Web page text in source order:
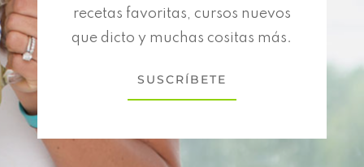
recetas favoritas, cursos nuevos
que dicto y muchas cositas más.
SUSCRÍBETE